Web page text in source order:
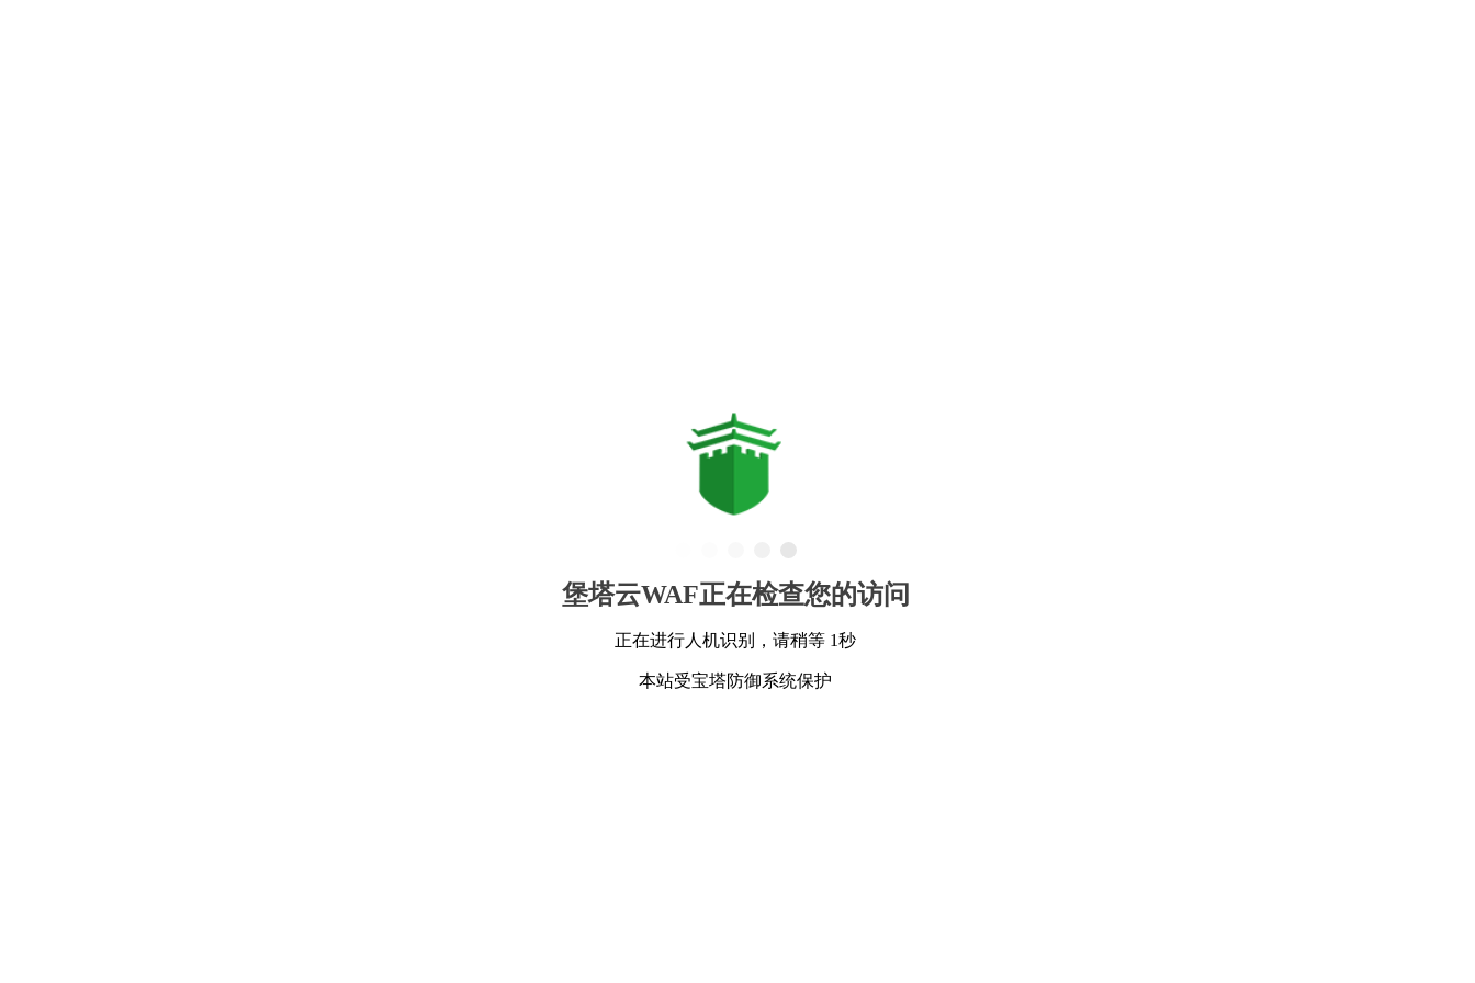
堡塔云WAF正在检查您的访问
正在进行人机识别，请稍等 1秒
本站受宝塔防御系统保护